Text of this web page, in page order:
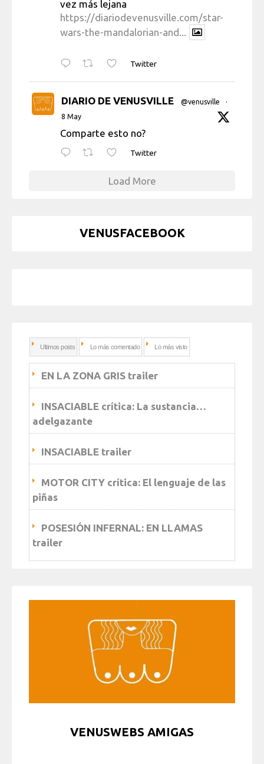
vez más lejana
https://diariodevenusville.com/star-
wars-the-mandalorian-and...
Twitter
DIARIO DE VENUSVILLE @venusville
·
8 May
Comparte esto no?
Twitter
Load More
VENUSFACEBOOK
Ultimos posts Lo más comentado Lo más visto
EN LA ZONA GRIS trailer
INSACIABLE crítica: La sustancia…
adelgazante
INSACIABLE trailer
MOTOR CITY crítica: El lenguaje de las
piñas
POSESIÓN INFERNAL: EN LLAMAS
trailer
VENUSWEBS AMIGAS